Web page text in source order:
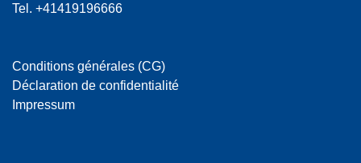
Tel. +41419196666
Conditions générales (CG)
Déclaration de confidentialité
Impressum